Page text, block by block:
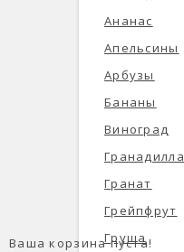
Ваша корзина пуста!
Ананас
Апельсины
Арбузы
Бананы
Виноград
Гранадилла
Гранат
Грейпфрут
Груша